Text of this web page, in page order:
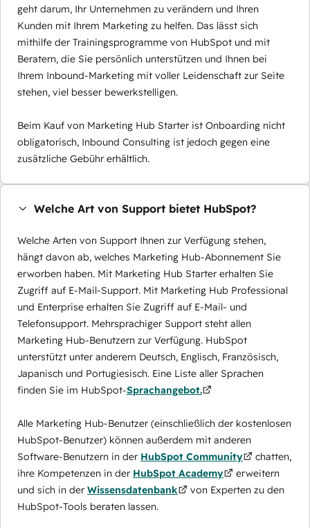
geht darum, Ihr Unternehmen zu verändern und Ihren
Kunden mit Ihrem Marketing zu helfen. Das lässt sich
mithilfe der Trainingsprogramme von HubSpot und mit
Beratern, die Sie persönlich unterstützen und Ihnen bei
Ihrem Inbound-Marketing mit voller Leidenschaft zur Seite
stehen, viel besser bewerkstelligen.
Beim Kauf von Marketing Hub Starter ist Onboarding nicht
obligatorisch, Inbound Consulting ist jedoch gegen eine
zusätzliche Gebühr erhältlich.
Welche Art von Support bietet HubSpot?
Welche Arten von Support Ihnen zur Verfügung stehen,
hängt davon ab, welches Marketing Hub-Abonnement Sie
erworben haben. Mit Marketing Hub Starter erhalten Sie
Zugriff auf E-Mail-Support. Mit Marketing Hub Professional
und Enterprise erhalten Sie Zugriff auf E-Mail- und
Telefonsupport. Mehrsprachiger Support steht allen
Marketing Hub-Benutzern zur Verfügung. HubSpot
unterstützt unter anderem Deutsch, Englisch, Französisch,
Japanisch und Portugiesisch. Eine Liste aller Sprachen
finden Sie im HubSpot-Sprachangebot.
Alle Marketing Hub-Benutzer (einschließlich der kostenlosen
HubSpot-Benutzer) können außerdem mit anderen
Software-Benutzern in der HubSpot Community
chatten,
ihre Kompetenzen in der HubSpot Academy
erweitern
und sich in der Wissensdatenbank
von Experten zu den
HubSpot-Tools beraten lassen.